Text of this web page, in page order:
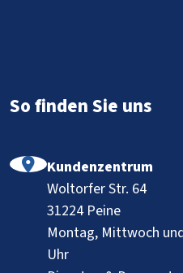
So finden Sie uns
Kundenzentrum
Woltorfer Str. 64
31224 Peine
Montag, Mittwoch
Uhr